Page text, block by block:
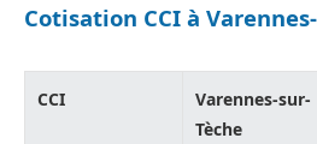
Cotisation CCI à
CCI
Varennes-sur-
Tèche